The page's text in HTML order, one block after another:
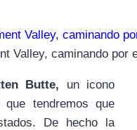
Valley, caminando por
Butte, un icono
tendremos que
De hecho la